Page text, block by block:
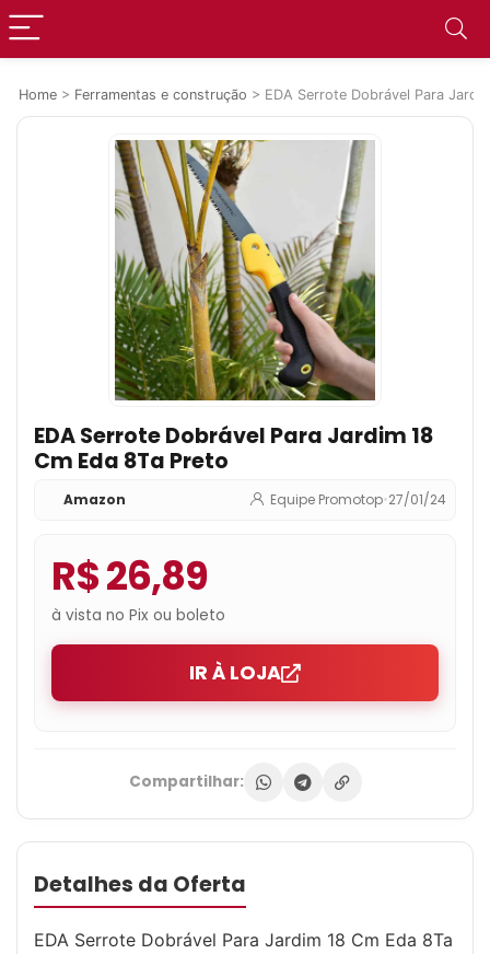
Home > Ferramentas e construção > EDA Serrote Dobrável Para
EDA Serrote Dobrável Para Jardim 18
Cm Eda 8Ta Preto
Amazon Equipe Promotop•27/01/24
R$ 26,89
à vista no Pix ou boleto
IR À LOJA
Compartilhar:
Detalhes da Oferta
EDA Serrote Dobrável Para Jardim 18 Cm Eda 8Ta